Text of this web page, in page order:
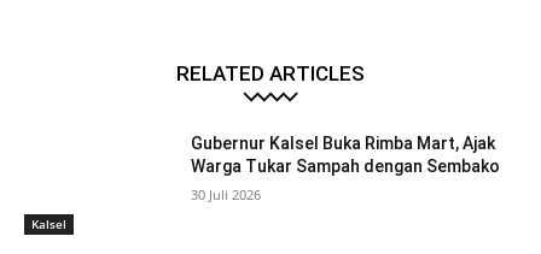
RELATED ARTICLES
Kalsel
Gubernur Kalsel Buka Rimba Mart, Ajak
Warga Tukar Sampah dengan Sembako
30 Juli 2026